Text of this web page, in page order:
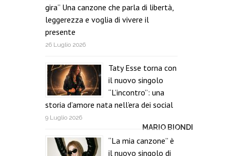
MARIO BIONDI
gira” Una canzone che parla di libertà,
leggerezza e voglia di vivere il
presente
26 Luglio 2026
Taty Esse torna con
il nuovo singolo
“L’incontro”: una
storia d’amore nata nell’era dei social
9 Luglio 2026
“La mia canzone” è
il nuovo singolo di